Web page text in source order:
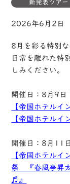
新発表ツアー
2026年6月2日
8月を彩る特別
日常を離れた特
しみください。
開催日：8月9日
【帝国ホテル
【帝国ホテル
開催日：8月11
【帝国ホテル
祭 『春風亭昇
♬』